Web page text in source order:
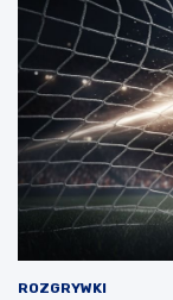
ROZGRYWKI